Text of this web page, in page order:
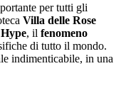
per tutti gli
Villa delle Rose
, il fenomeno
di tutto il mondo.
indimenticabile, in una